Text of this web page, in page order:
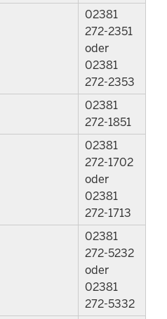
02381
272-2351
oder
02381
272-2353
02381
272-1851
02381
272-1702
oder
02381
272-1713
02381
272-5232
oder
02381
272-5332